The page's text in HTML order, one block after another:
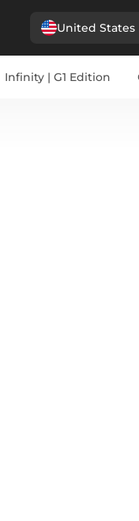
United States
Infinity | G1 Edition